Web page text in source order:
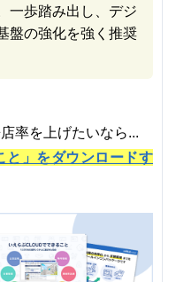
一歩踏み出し、デジ
盤の強化を強く推奨
率を上げたいなら...
と」をダウンロードす